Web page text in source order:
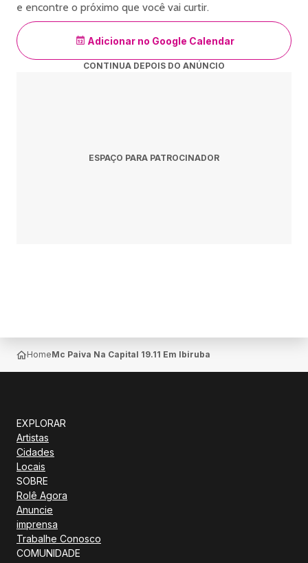
e encontre o próximo que você vai curtir.
Adicionar no Google Calendar
CONTINUA DEPOIS DO ANÚNCIO
ESPAÇO PARA PATROCINADOR
HomeMc Paiva Na Capital 19.11 Em Ibiruba
EXPLORAR
Artistas
Cidades
Locais
SOBRE
Rolê Agora
Anuncie
imprensa
Trabalhe Conosco
COMUNIDADE